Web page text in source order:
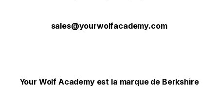
sales@yourwolfacademy.com
Your Wolf Academy est la marque de Berkshire